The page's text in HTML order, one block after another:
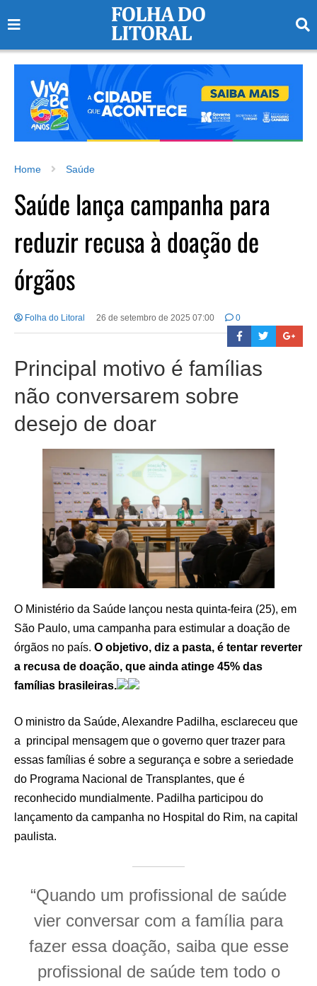
Home Saúde
Saúde lança campanha para
reduzir recusa à doação de
órgãos
Folha do Litoral 26 de setembro de 2025 07:00 0
Principal motivo é famílias
não conversarem sobre
desejo de doar
O Ministério da Saúde lançou nesta quinta-feira (25), em
São Paulo, uma campanha para estimular a doação de
órgãos no país. O objetivo, diz a pasta, é tentar reverter
a recusa de doação, que ainda atinge 45% das
famílias brasileiras.
O ministro da Saúde, Alexandre Padilha, esclareceu que
a principal mensagem que o governo quer trazer para
essas famílias é sobre a segurança e sobre a seriedade
do Programa Nacional de Transplantes, que é
reconhecido mundialmente. Padilha participou do
lançamento da campanha no Hospital do Rim, na capital
paulista.
“Quando um profissional de saúde
vier conversar com a família para
fazer essa doação, saiba que esse
profissional de saúde tem todo o